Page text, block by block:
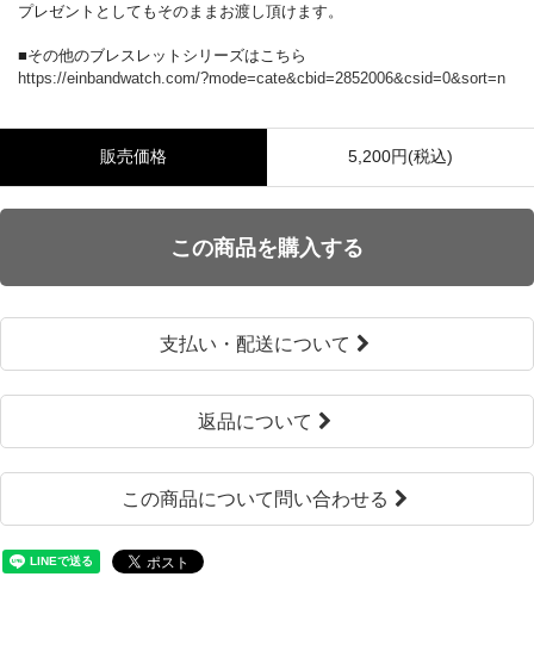
プレゼントとしてもそのままお渡し頂けます。
■その他のブレスレットシリーズはこちら
https://einbandwatch.com/?mode=cate&cbid=2852006&csid=0&sort=n
販売価格 5,200円(税込)
この商品を購入する
支払い・配送について
返品について
この商品について問い合わせる